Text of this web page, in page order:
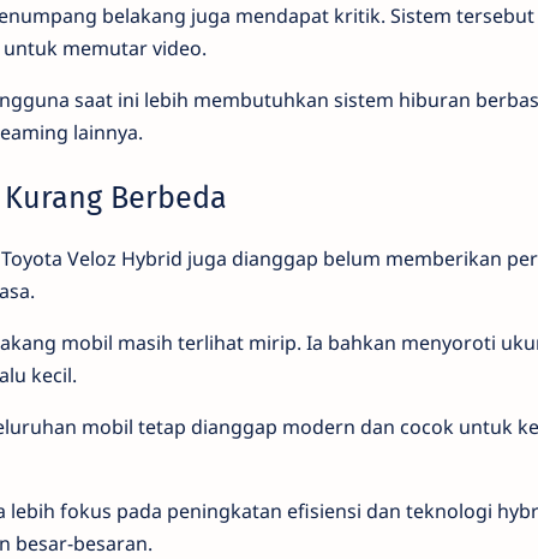
belakang juga mendapat kritik. Sistem
memutar video.
saat ini lebih membutuhkan sistem hiburan
lainnya.
Berbeda
Veloz Hybrid juga dianggap belum memberikan
mobil masih terlihat mirip. Ia bahkan menyoroti
kecil.
mobil tetap dianggap modern dan cocok untuk
lebih fokus pada peningkatan efisiensi dan teknologi
besar-besaran.